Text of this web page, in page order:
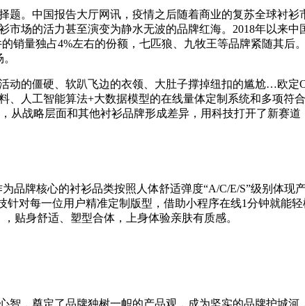
。中国报告大厅网讯，疫情之后随着商业的复苏全球衬衫
场的活力甚至演变为静水无波的品牌红海。2018年以来
销量独占4%左右的份额，七匹狼、九牧王等品牌紧随其后
动的僵硬、软趴飞边的衣领、大肚子撑掉纽扣的尴尬…欧
人工智能算法+大数据模型的在线量体定制系统和多项符
战略层面和其他衬衫品牌形成差异，用科技打开了新赛道
牌核心的衬衫品类按照人体舒适弹度“A/C/E/S”级别体现
对每一位用户精准定制版型，借助小程序在线1分钟就能
贴身舒适、塑型合体，上身体验亲肤有质感。
智，奠定了品牌独树一帜的产品观，成为坚实的品牌护城